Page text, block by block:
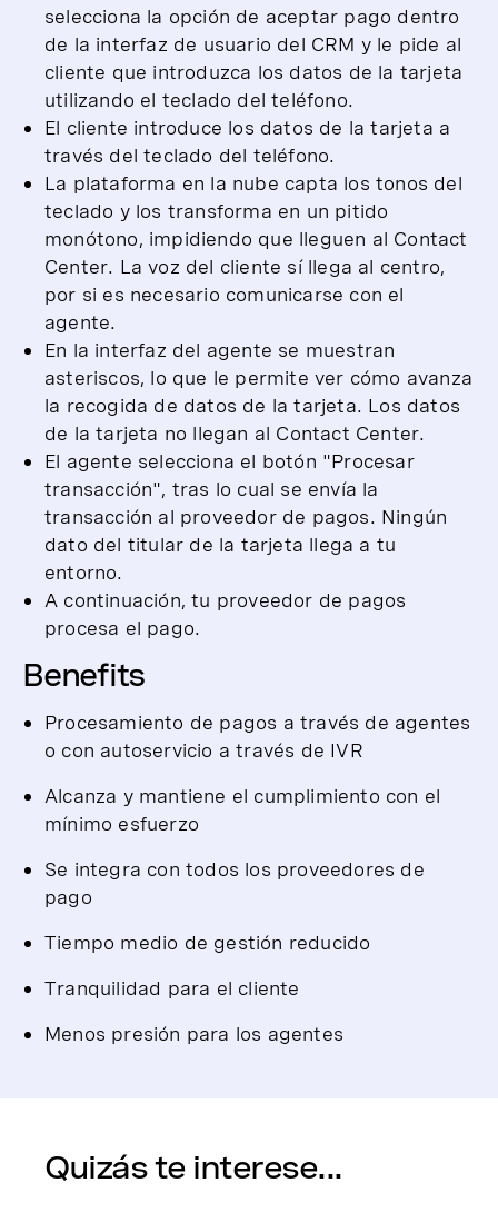
selecciona la opción de aceptar pago dentro
de la interfaz de usuario del CRM y le pide al
cliente que introduzca los datos de la tarjeta
utilizando el teclado del teléfono.
El cliente introduce los datos de la tarjeta a
través del teclado del teléfono.
La plataforma en la nube capta los tonos del
teclado y los transforma en un pitido
monótono, impidiendo que lleguen al Contact
Center. La voz del cliente sí llega al centro,
por si es necesario comunicarse con el
agente.
En la interfaz del agente se muestran
asteriscos, lo que le permite ver cómo avanza
la recogida de datos de la tarjeta. Los datos
de la tarjeta no llegan al Contact Center.
El agente selecciona el botón "Procesar
transacción", tras lo cual se envía la
transacción al proveedor de pagos. Ningún
dato del titular de la tarjeta llega a tu
entorno.
A continuación, tu proveedor de pagos
procesa el pago.
Benefits
Procesamiento de pagos a través de agentes
o con autoservicio a través de IVR
Alcanza y mantiene el cumplimiento con el
mínimo esfuerzo
Se integra con todos los proveedores de
pago
Tiempo medio de gestión reducido
Tranquilidad para el cliente
Menos presión para los agentes
Quizás te interese...